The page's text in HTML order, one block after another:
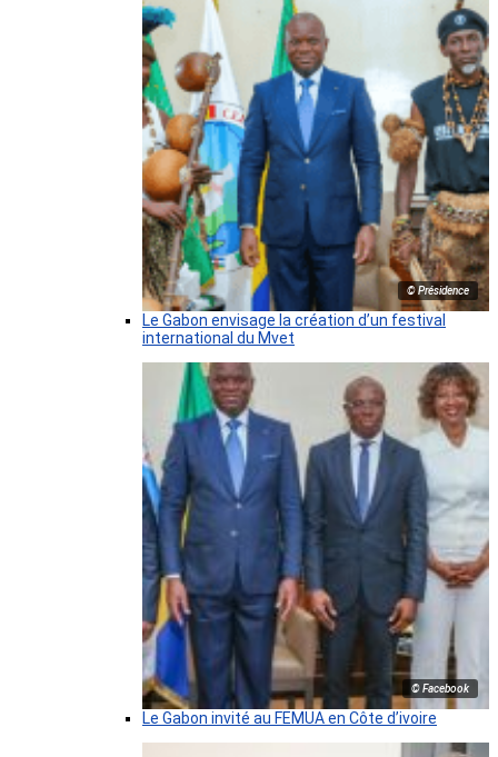
© Présidence
Le Gabon envisage la création d’un festival
international du Mvet
© Facebook
Le Gabon invité au FEMUA en Côte d’ivoire